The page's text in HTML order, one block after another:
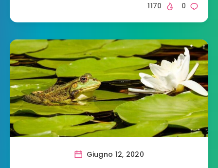
0
1170
Giugno 12, 2020